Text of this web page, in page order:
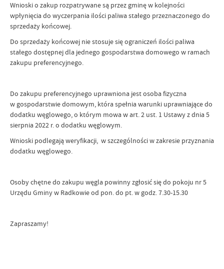
Wnioski o zakup rozpatrywane są przez gminę w kolejności
wpłynięcia do wyczerpania ilości paliwa stałego przeznaczonego do
sprzedaży końcowej.
Do sprzedaży końcowej nie stosuje się ograniczeń ilości paliwa
stałego dostępnej dla jednego gospodarstwa domowego w ramach
zakupu preferencyjnego.
Do zakupu preferencyjnego uprawniona jest osoba fizyczna
w gospodarstwie domowym, która spełnia warunki uprawniające do
dodatku węglowego, o którym mowa w art. 2 ust. 1 Ustawy z dnia 5
sierpnia 2022 r. o dodatku węglowym.
Wnioski podlegają weryfikacji, w szczególności w zakresie przyznania
dodatku węglowego.
Osoby chętne do zakupu węgla powinny zgłosić się do pokoju nr 5
Urzędu Gminy w Radkowie od pon. do pt. w godz. 7.30-15.30
Zapraszamy!